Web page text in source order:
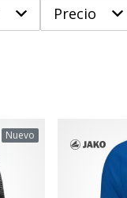
Precio
Nuevo